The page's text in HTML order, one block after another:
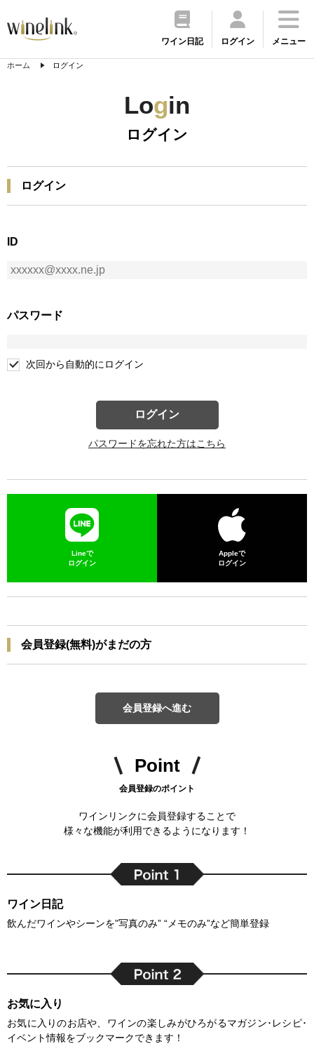
ワイン日記 ログイン メニュー
ホーム ログイン
Login
ログイン
ログイン
ID
パスワード
次回から自動的にログイン
ログイン
パスワードを忘れた方はこちら
Lineで
ログイン
Appleで
ログイン
会員登録(無料)がまだの方
会員登録へ進む
Point
会員登録のポイント
ワインリンクに会員登録することで
様々な機能が利用できるようになります！
ワイン日記
飲んだワインやシーンを”写真のみ” “メモのみ”など簡単登録
お気に入り
お気に入りのお店や、ワインの楽しみがひろがるマガジン･レシピ･
イベント情報をブックマークできます！